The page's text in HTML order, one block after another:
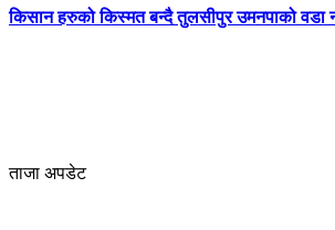
किसान हरुको किस्मत बन्दै तुलसीपुर उमनपाको वडा
ताजा अपडेट